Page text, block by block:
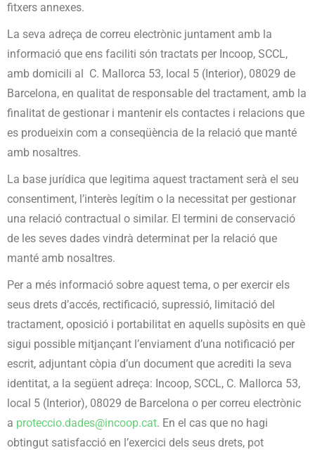
fitxers annexes.
La seva adreça de correu electrònic juntament amb la
informació que ens faciliti són tractats per Incoop, SCCL,
amb domicili al C. Mallorca 53, local 5 (Interior), 08029 de
Barcelona, en qualitat de responsable del tractament, amb la
finalitat de gestionar i mantenir els contactes i relacions que
es produeixin com a conseqüència de la relació que manté
amb nosaltres.
La base jurídica que legitima aquest tractament serà el seu
consentiment, l’interès legítim o la necessitat per gestionar
una relació contractual o similar. El termini de conservació
de les seves dades vindrà determinat per la relació que
manté amb nosaltres.
Per a més informació sobre aquest tema, o per exercir els
seus drets d’accés, rectificació, supressió, limitació del
tractament, oposició i portabilitat en aquells supòsits en què
sigui possible mitjançant l’enviament d’una notificació per
escrit, adjuntant còpia d’un document que acrediti la seva
identitat, a la següent adreça: Incoop, SCCL, C. Mallorca 53,
local 5 (Interior), 08029 de Barcelona o per correu electrònic
a proteccio.dades@incoop.cat. En el cas que no hagi
obtingut satisfacció en l’exercici dels seus drets, pot